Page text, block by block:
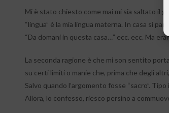
Mi è stato chiesto come mai mi sia saltato il
“lingua” è la mia lingua materna. In casa si
“Da domani in questa casa…” ecc. ecc. Ma
La seconda ragione è che mi son sentito
su certi limiti o manie che, prima che degli
Salvo quando l’argomento fosse “sacro”. Tipo
Allora, lo confesso, riesco persino a